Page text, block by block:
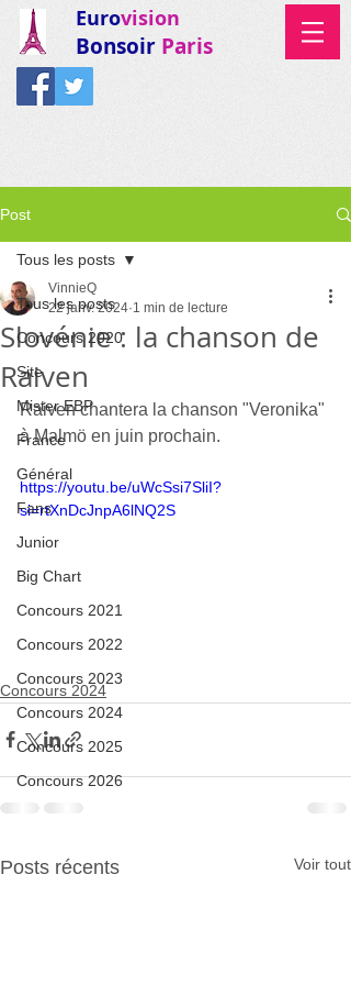
Eurovision
Bonsoir Paris
Post
Tous les posts
Concours 2020
Site
Mister EBP
France
Général
Fans
Junior
Big Chart
Concours 2021
Concours 2022
Concours 2023
Concours 2024
Concours 2025
Concours 2026
Tous les posts
Slovénie : la chanson de
Raiven
VinnieQ
22 janv. 2024 1 min de lecture
Raiven chantera la chanson "Veronika"
à Malmö en juin prochain.
https://youtu.be/uWcSsi7SliI?
si=rtXnDcJnpA6lNQ2S
Concours 2024
Posts récents Voir tout